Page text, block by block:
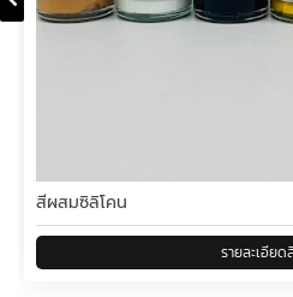
สีผสมซิลิโคน